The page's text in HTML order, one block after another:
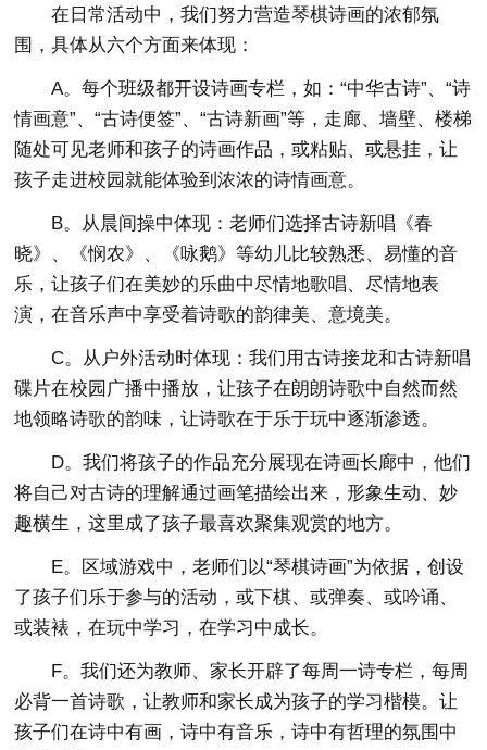
在日常活动中，我们努力营造琴棋诗画的浓郁氛
围，具体从六个方面来体现：
A。每个班级都开设诗画专栏，如：“中华古诗”、“诗
情画意”、“古诗便签”、“古诗新画”等，走廊、墙壁、楼梯
随处可见老师和孩子的诗画作品，或粘贴、或悬挂，让
孩子走进校园就能体验到浓浓的诗情画意。
B。从晨间操中体现：老师们选择古诗新唱《春
晓》、《悯农》、《咏鹅》等幼儿比较熟悉、易懂的音
乐，让孩子们在美妙的乐曲中尽情地歌唱、尽情地表
演，在音乐声中享受着诗歌的韵律美、意境美。
C。从户外活动时体现：我们用古诗接龙和古诗新唱
碟片在校园广播中播放，让孩子在朗朗诗歌中自然而然
地领略诗歌的韵味，让诗歌在于乐于玩中逐渐渗透。
D。我们将孩子的作品充分展现在诗画长廊中，他们
将自己对古诗的理解通过画笔描绘出来，形象生动、妙
趣横生，这里成了孩子最喜欢聚集观赏的地方。
E。区域游戏中，老师们以“琴棋诗画”为依据，创设
了孩子们乐于参与的活动，或下棋、或弹奏、或吟诵、
或装裱，在玩中学习，在学习中成长。
F。我们还为教师、家长开辟了每周一诗专栏，每周
必背一首诗歌，让教师和家长成为孩子的学习楷模。让
孩子们在诗中有画，诗中有音乐，诗中有哲理的氛围中